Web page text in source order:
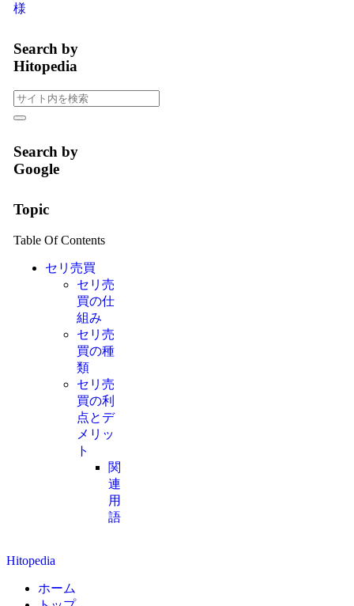
様
Search by
Hitopedia
Search by
Google
Topic
Table Of Contents
セリ売買
セリ売
買の仕
組み
セリ売
買の種
類
セリ売
買の利
点とデ
メリッ
ト
関
連
用
語
Hitopedia
ホーム